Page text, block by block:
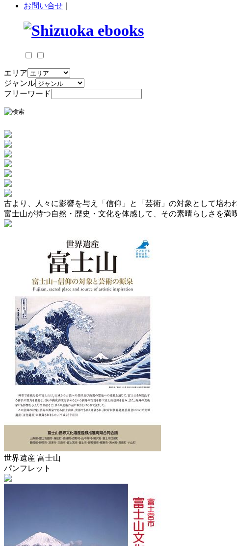
お問い合せ
エリア
ジャンル
フリーワード
古より、人々に影響を与え「信仰」と「芸術」の対象として培わ
富士山が持つ自然・歴史・文化を体感して、その素晴らしさを満
世界遺産 富士山
パンフレット